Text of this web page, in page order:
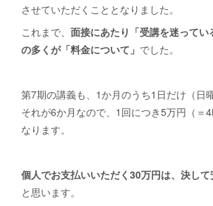
させていただくこととなりました。
これまで、 面接にあたり「受講を迷ってい
の多くが「料金について」 でした。
第7期の講義も、1か月のうち1日だけ（日
それが6か月なので、1回につき5万円（＝
なります。
個人でお支払いいただく30万円は、決し
と思います。